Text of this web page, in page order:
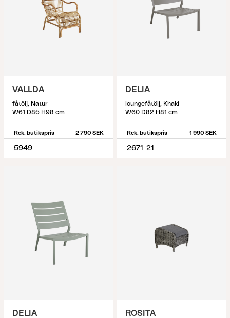
VALLDA
fåtölj, Natur
W61 D85 H98 cm
Rek. butikspris 2 790 SEK
5949
DELIA
loungefåtölj, Khaki
W60 D82 H81 cm
Rek. butikspris 1 990 SEK
2671-21
DELIA ROSITA